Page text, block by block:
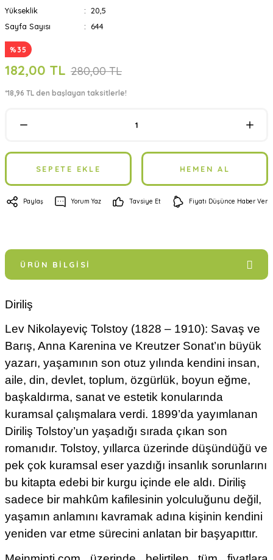
Yükseklik
20,5
Sayfa Sayısı
644
%35
182,00 TL 280,00 TL
*18,96 TL den başlayan taksitlerle!
SEPETE EKLE HEMEN AL
Paylaş Yorum Yaz Tavsiye Et Fiyatı Düşünce Haber Ver
ÜRÜN BILGISI
Diriliş
Lev Nikolayeviç Tolstoy (1828 – 1910): Savaş ve
Barış, Anna Karenina ve Kreutzer Sonat’ın büyük
yazarı, yaşamının son otuz yılında kendini insan,
aile, din, devlet, toplum, özgürlük, boyun eğme,
başkaldırma, sanat ve estetik konularında
kuramsal çalışmalara verdi. 1899’da yayımlanan
Diriliş Tolstoy’un yaşadığı sırada çıkan son
romanıdır. Tolstoy, yıllarca üzerinde düşündüğü ve
pek çok kuramsal eser yazdığı insanlık sorunlarını
bu kitapta edebi bir kurgu içinde ele aldı. Diriliş
sadece bir mahkûm kafilesinin yolculuğunu değil,
yaşamın anlamını kavramak adına kişinin kendini
yeniden var etme sürecini anlatan bir başyapıttır.